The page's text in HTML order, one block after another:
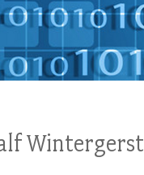
Wintergerst